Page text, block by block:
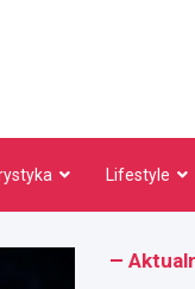
Lifestyle